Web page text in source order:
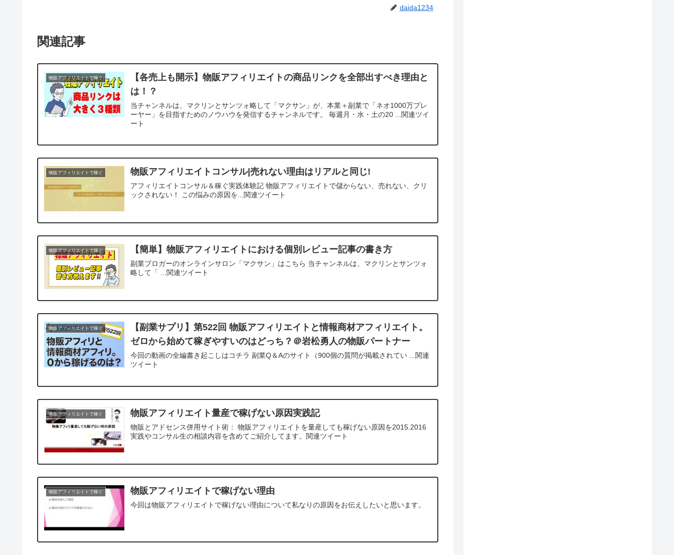
daida1234
関連記事
物販アフィリエイトで稼ぐ
【各売上も開示】物販アフィリエイトの商品リンクを全部出すべき理由と
は！？
当チャンネルは、マクリンとサンツォ略して「マクサン」が、本業＋副業で「ネオ1000万プレ
ーヤー」を目指すためのノウハウを発信するチャンネルです。 毎週月・水・土の20 ...関連ツイ
ート
物販アフィリエイトで稼ぐ 物販アフィリエイトコンサル|売れない理由はリアルと同じ!
アフィリエイトコンサル＆稼ぐ実践体験記 物販アフィリエイトで儲からない、売れない、クリ
ックされない！ この悩みの原因を...関連ツイート
物販アフィリエイトで稼ぐ 【簡単】物販アフィリエイトにおける個別レビュー記事の書き方
副業ブロガーのオンラインサロン「マクサン」はこちら 当チャンネルは、マクリンとサンツォ
略して「 ...関連ツイート
物販アフィリエイトで稼ぐ
【副業サプリ】第522回 物販アフィリエイトと情報商材アフィリエイト。
ゼロから始めて稼ぎやすいのはどっち？＠岩松勇人の物販パートナー
今回の動画の全編書き起こしはコチラ 副業Q＆Aのサイト（900個の質問が掲載されてい ...関連
ツイート
物販アフィリエイトで稼ぐ 物販アフィリエイト量産で稼げない原因実践記
物販とアドセンス併用サイト術： 物販アフィリエイトを量産しても稼げない原因を2015.2016
実践やコンサル生の相談内容を含めてご紹介してます。関連ツイート
物販アフィリエイトで稼ぐ 物販アフィリエイトで稼げない理由
今回は物販アフィリエイトで稼げない理由について私なりの原因をお伝えしたいと思います。